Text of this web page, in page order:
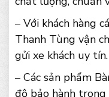
– Với khách hàng
Thanh Tùng vận
gửi xe khách uy tín.
– Các sản phẩm
độ bảo hành